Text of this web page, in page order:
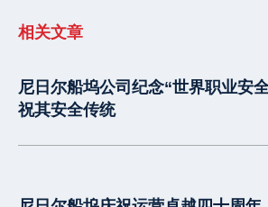
相关文章
尼日尔船坞公司纪念“世界职业安
祝其安全传统